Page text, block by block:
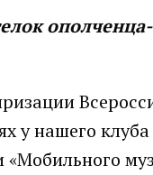
у нашего